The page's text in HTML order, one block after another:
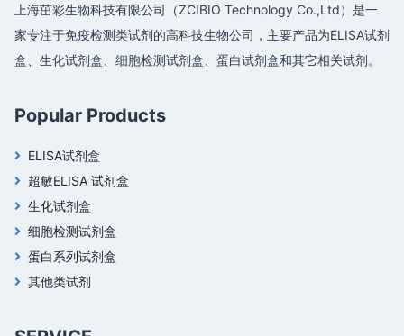
上海茁彩生物科技有限公司（ZCIBIO Technology Co.,Ltd）是一
家专注于免疫检测类试剂的高科技生物公司，主要产品为ELISA试剂
盒、生化试剂盒、细胞检测试剂盒、蛋白试剂盒和其它相关试剂。
Popular Products
ELISA试剂盒
超敏ELISA 试剂盒
生化试剂盒
细胞检测试剂盒
蛋白系列试剂盒
其他类试剂